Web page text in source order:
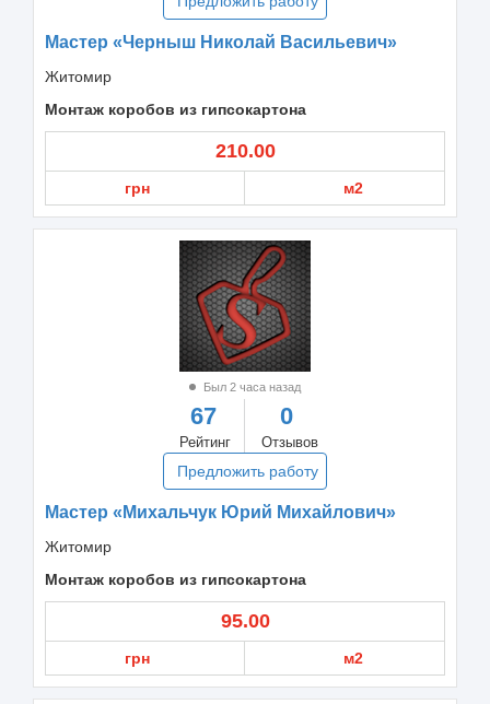
Мастер «Черныш Николай Васильевич»
Житомир
Монтаж коробов из гипсокартона
210.00
грн м2
Был 2 часа назад
67
Рейтинг
0
Отзывов
Предложить работу
Мастер «Михальчук Юрий Михайлович»
Житомир
Монтаж коробов из гипсокартона
95.00
грн м2